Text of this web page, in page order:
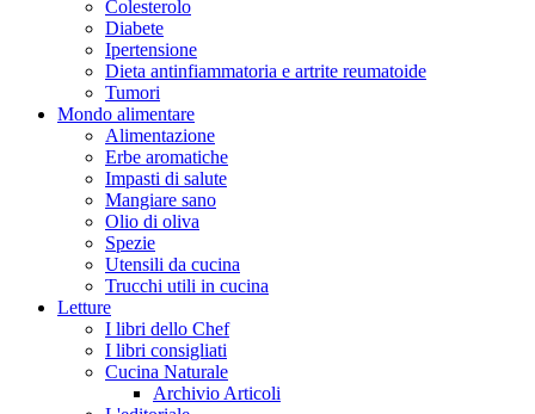
Colesterolo
Diabete
Ipertensione
Dieta antinfiammatoria e artrite reumatoide
Tumori
Mondo alimentare
Alimentazione
Erbe aromatiche
Impasti di salute
Mangiare sano
Olio di oliva
Spezie
Utensili da cucina
Trucchi utili in cucina
Letture
I libri dello Chef
I libri consigliati
Cucina Naturale
Archivio Articoli